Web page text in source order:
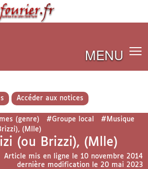
MENU
Accéder aux notices
(genre) #Groupe local
#Musique
(Mlle)
(ou Brizzi), (Mlle)
Article mis en ligne le 10 novembre 2014
dernière modification le 20 mai 2023